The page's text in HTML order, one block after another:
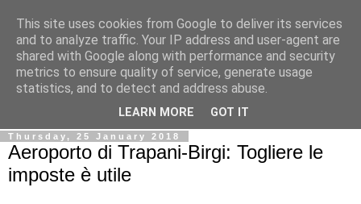
Ale Riolo's blog
Some posts are inEnglish , altri sono inItaliano , algunos
Español
Thursday, 25 January 2018
Aeroporto di Trapani-Birgi: Togliere le
imposte è utile
This site uses cookies from Google to deliver its services
and to analyze traffic. Your IP address and user-agent are
shared with Google along with performance and security
metrics to ensure quality of service, generate usage
statistics, and to detect and address abuse.
LEARN MORE GOT IT